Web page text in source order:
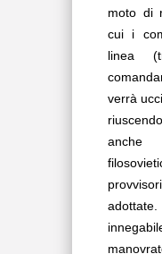
moto di
cui i
linea
verrà
anche